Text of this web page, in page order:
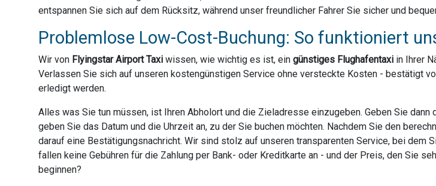
entspannen Sie sich auf dem Rücksitz, während unser freundlicher Fahrer Sie sicher und
Problemlose Low-Cost-Buchung: So funktioniert
Wir von Flyingstar Airport Taxi wissen, wie wichtig es ist, ein günstiges Flughafentaxi in Ihrer
Verlassen Sie sich auf unseren kostengünstigen Service ohne versteckte Kosten - bestätigt
erledigt werden.
Alles was Sie tun müssen, ist Ihren Abholort und die Zieladresse einzugeben. Geben Sie dann
geben Sie das Datum und die Uhrzeit an, zu der Sie buchen möchten. Nachdem Sie den
darauf eine Bestätigungsnachricht. Wir sind stolz auf unseren transparenten Service, bei dem
fallen keine Gebühren für die Zahlung per Bank- oder Kreditkarte an - und der Preis, den Sie
beginnen?